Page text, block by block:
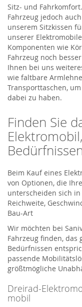
Sitz- und
Fahrzeug jedoch
unserem Sitzkissen
unserer
Komponenten wie
Fahrzeug noch
Ihnen bei uns
wie faltbare
Transporttaschen,
dabei zu haben.
Finden Sie
Beim Kauf eines
von Optionen, die
unterscheiden sich
Reichweite,
Bau-Art
Wir möchten bei
Fahrzeug finden, das
Bedürfnissen
passende
größtmögliche
Dreirad-
mobil